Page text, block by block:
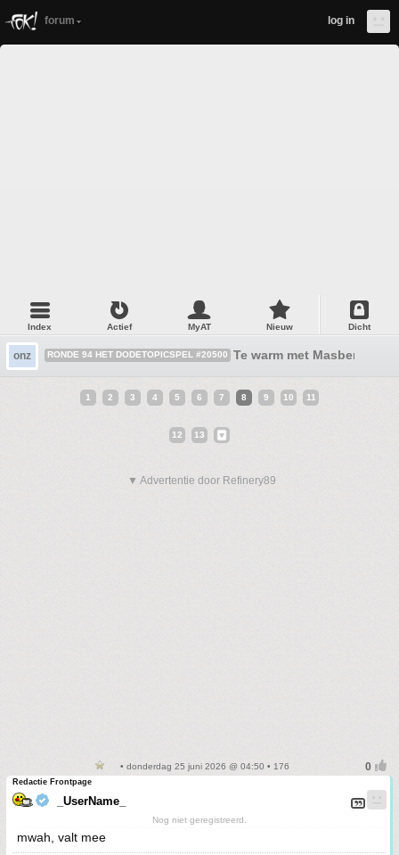
forum log in
Index Actief MyAT Nieuw Dicht
onz RONDE 94 HET DODETOPICSPEL #20500 Te warm met Masberum
1 2 3 4 5 6 7 8 9 10 11
12 13
▼ Advertentie door Refinery89
• donderdag 25 juni 2026 @ 04:50 • 176
Redactie Frontpage
_UserName_
Nog niet geregistreerd.
mwah, valt mee